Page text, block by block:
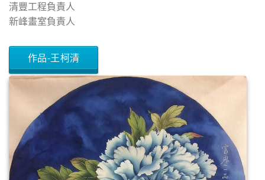
清豐工程負責人
新峰畫室負責人
作品-王柯清